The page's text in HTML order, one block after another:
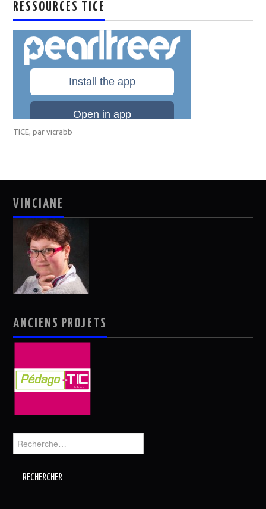
RESSOURCES TICE
TICE, parvicrabb
VINCIANE
ANCIENS PROJETS
Rechercher :